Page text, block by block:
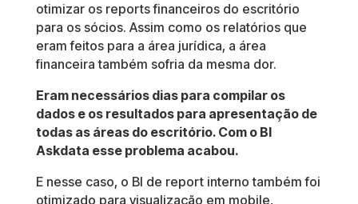
otimizar os reports financeiros do escritório
para os sócios. Assim como os relatórios que
eram feitos para a área jurídica, a área
financeira também sofria da mesma dor.
Eram necessários dias para compilar os
dados e os resultados para apresentação de
todas as áreas do escritório. Com o BI
Askdata esse problema acabou.
E nesse caso, o BI de report interno também foi
otimizado para visualização em mobile,